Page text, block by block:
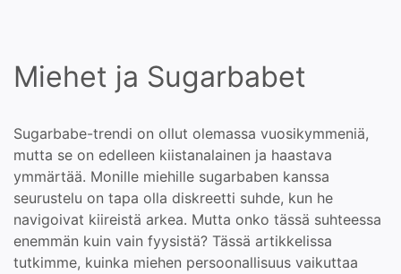
Miehet ja Sugarbabet
Sugarbabe-trendi on ollut olemassa vuosikymmeniä,
mutta se on edelleen kiistanalainen ja haastava
ymmärtää. Monille miehille sugarbaben kanssa
seurustelu on tapa olla diskreetti suhde, kun he
navigoivat kiireistä arkea. Mutta onko tässä suhteessa
enemmän kuin vain fyysistä? Tässä artikkelissa
tutkimme, kuinka miehen persoonallisuus vaikuttaa